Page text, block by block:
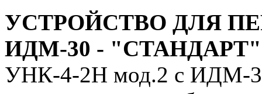
УСТРОЙСТВО ДЛЯ
ИДМ-30 - "СТАНДАРТ"
УНК-4-2Н мод.2 с ИДМ-